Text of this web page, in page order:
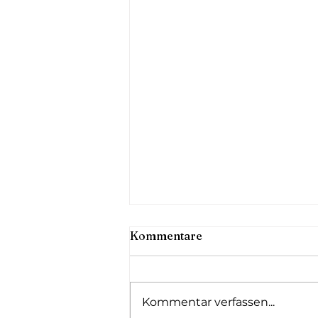
So entsteht echte
jedes Paar eine Feier, bei der
Kommentare
Kommentar verfassen...